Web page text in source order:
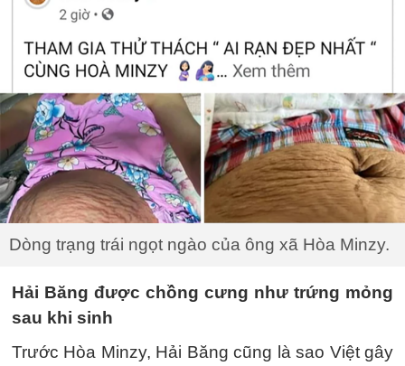
Dòng trạng trái ngọt ngào của ông xã Hòa Minzy.
Hải Băng được chồng cưng như trứng mỏng
sau khi sinh
Trước Hòa Minzy, Hải Băng cũng là sao Việt gây